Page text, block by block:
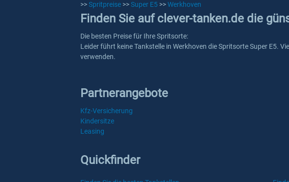
>>Spritpreise >>Super E5 >>Werkhoven
Finden Sie auf clever-tanken.de die
Die besten Preise für Ihre Spritsorte:
Leider führt keine Tankstelle in Werkhoven die Spritsorte Super E5.
verwenden.
Partnerangebote
Kfz-Versicherung
Kindersitze
Leasing
Quickfinder